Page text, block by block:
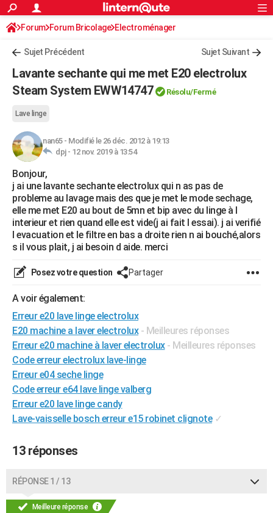
ACTUALITÉS
Politique
Société
Faits Divers
Education
Monde
Villes
+
Programme TV
TNTStreaming
Cinéma
Sorties cinéma
Musique
+FINANCE
Retraite
Impôts
Epargne
Immobilier
Risques naturels par ville
Banque
Assurance
Crédit
AUTO
Essais
Réserver un essai
Citadines
Berlines
SUV
Forum auto
HIGH-TECH
Mobiles
Meilleur smartphone
Internet
Ordinateurs
Jeux vidéo
Guide high-tech
BRICOLAGE
Forum
Aménagement intérieur
Extérieur
Cuisine
Salle de bains
Jardinage
Rangement
WEEK-END
Guides de France
Escapades
Patrimoine
Expositions
Musées
Week-end nature
+LIFESTYLE
Art de vivre
Bien-être
Loisirs
Mode
Modes de vie
SANTE
VOYAGE
GUIDES D'ACHAT
BONS PLANS
CARTE DE VOEUX
Carte de Noël
Carte Bonne année
Carte Saint-Valentin
Carte Pâques
Carte d'anniversaire
DICTIONNAIRE
Dictionnaire
Biographies
Citations
Expressions
Proverbes
S'inscrire
Se connecter
Primaires
Universités
Entreprises
Service militaire
Avis de recherche
FORUM
Bricolage
Lifestyle
Culture
Sport
Auto
Television
Voyage
Cinema
S'inscrire
Connexion
Forum Forum Bricolage Electroménager
Sujet Précédent Sujet Suivant
Lavante sechante qui me met E20 electrolux
Steam System EWW14747
Résolu/Fermé
Lave linge
nan65- Modifié le 26 déc. 2012 à 19:13
dpj - 12 nov. 2019 à 13:54
Bonjour,
j ai une lavante sechante electrolux qui n as pas de
probleme au lavage mais des que je met le mode sechage,
elle me met E20 au bout de 5mn et bip avec du linge à l
interieur et rien quand elle est vide(j ai fait l essai). j ai verifié
l evacuation et le filtre en bas a droite rien n ai bouché,alors
s il vous plait, j ai besoin d aide. merci
Posez votre question Partager
A voir également:
Erreur e20 lave linge electrolux
E20 machine a laver electrolux - Meilleures réponses
Erreur e20 machine à laver electrolux - Meilleures réponses
Code erreur electrolux lave-linge
Erreur e04 seche linge
Code erreur e64 lave linge valberg
Erreur e20 lave linge candy
Lave-vaisselle bosch erreur e15 robinet clignote ✓
13 réponses
RÉPONSE 1 / 13
Meilleure réponse